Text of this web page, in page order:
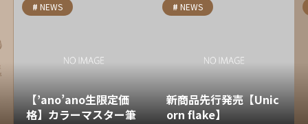
NEWS
【’ano’ano生限定価
格】カラーマスター筆
NEWS
新商品先行発売【Unic
orn flake】